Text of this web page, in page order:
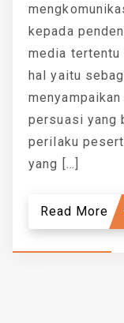
kepada
media tertentu
hal yaitu
persuasi yang
perilaku
yang […]
Read More